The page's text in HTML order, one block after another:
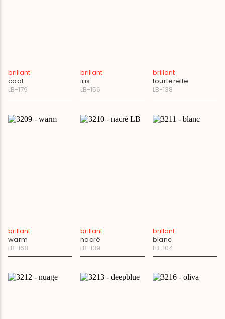
brillant
coal
LB-179
brillant
iris
LB-156
brillant
tourterelle
LB-138
brillant
warm
LB-168
brillant
nacré
LB-139
brillant
blanc
LB-104